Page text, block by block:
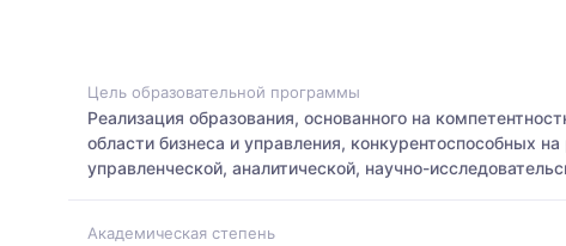
Цель образовательной программы
Реализация образования, основанного на
области бизнеса и управления, конкурентоспособных
управленческой, аналитической, научно-
Академическая степень